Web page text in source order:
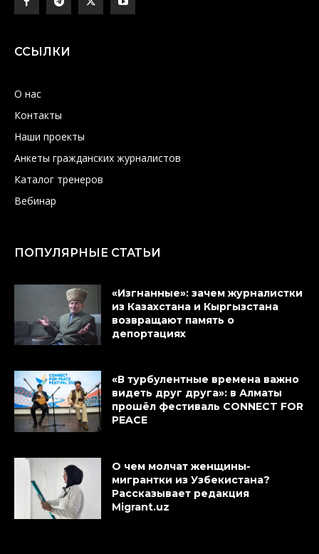
ССЫЛКИ
О нас
Контакты
Наши проекты
Анкеты гражданских журналистов
Каталог тренеров
Вебинар
ПОПУЛЯРНЫЕ СТАТЬИ
«Изгнанные»: зачем журналистки
из Казахстана и Кыргызстана
возвращают память о
депортациях
«В турбулентные времена важно
видеть друг друга»: в Алматы
прошёл фестиваль CONNECT FOR
PEACE
О чем молчат женщины-
мигрантки из Узбекистана?
Рассказывает редакция
Migrant.uz